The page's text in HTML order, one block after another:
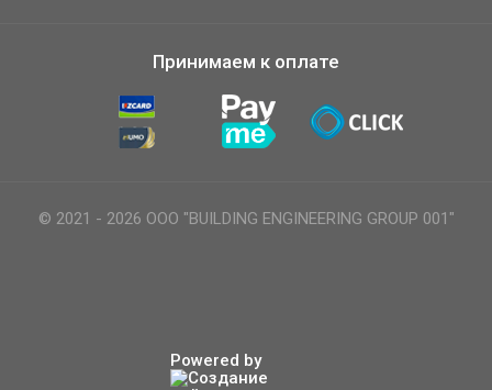
Принимаем к оплате
© 2021 - 2026 ООО "BUILDING ENGINEERING GROUP 001"
Powered by